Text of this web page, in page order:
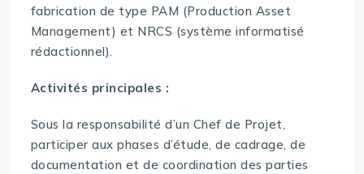
fabrication de type PAM (Production Asset
Management) et NRCS (système informatisé
rédactionnel).
Activités principales :
Sous la responsabilité d’un Chef de Projet,
participer aux phases d’étude, de cadrage, de
documentation et de coordination des parties